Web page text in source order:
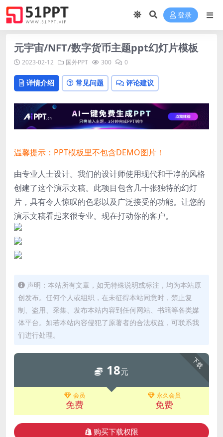
登录
元宇宙/NFT/数字货币主题ppt幻灯片模板
2023-02-12 国外PPT 300 0
详情介绍 常见问题 评论建议
温馨提示：PPT模板里不包含DEMO图片！
由专业人士设计。我们的设计师使用现代和干净的风格
创建了这个演示文稿。此项目包含几十张独特的幻灯
片，具有令人惊叹的色彩以及广泛接受的功能。让您的
演示文稿看起来很专业。现在打动你的客户。
声明：本站所有文章，如无特殊说明或标注，均为本站原
创发布。任何个人或组织，在未征得本站同意时，禁止复
制、盗用、采集、发布本站内容到任何网站、书籍等各类媒
体平台。如若本站内容侵犯了原著者的合法权益，可联系我
们进行处理。
下载
18元
会员
免费
永久会员
免费
购买下载权限